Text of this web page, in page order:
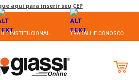
aqui para inserir seu CEP
INSTITUCIONAL TRABALHE CONOSCO